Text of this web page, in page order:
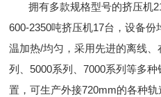
拥有多款规格型号的挤压机
600-2350吨挤压机17台，设备
温加热/均匀，采用先进的离线
列、5000系列、7000系列等多
置，可生产外接720mm的各种